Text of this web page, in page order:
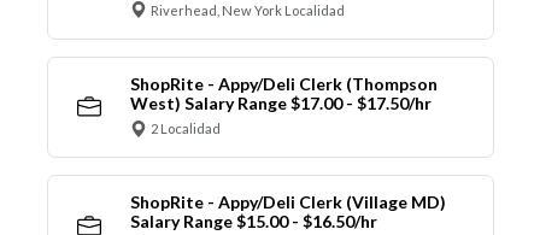
Riverhead, New York Localidad
ShopRite - Appy/Deli Clerk (Thompson
West) Salary Range $17.00 - $17.50/hr
2 Localidad
ShopRite - Appy/Deli Clerk (Village MD)
Salary Range $15.00 - $16.50/hr